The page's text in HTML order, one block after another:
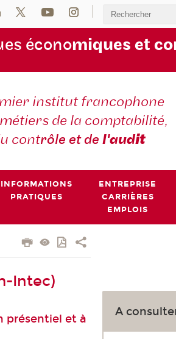
économiques et
institut francophone
de la comptabilité,
contrôle et del'audit
INFORMATIONS
PRATIQUES
ENTREPRISE
CARRIÈRES
EMPLOIS
Intec)
présentiel et à
A